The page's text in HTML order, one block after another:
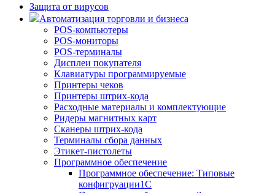
Защита от вирусов
Автоматизация торговли и бизнеса
POS-компьютеры
POS-мониторы
POS-терминалы
Дисплеи покупателя
Клавиатуры программируемые
Принтеры чеков
Принтеры штрих-кода
Расходные материалы и комплектующие
Ридеры магнитных карт
Сканеры штрих-кода
Терминалы сбора данных
Этикет-пистолеты
Программное обеспечение
Программное обеспечение: Типовые
конфигруации1С